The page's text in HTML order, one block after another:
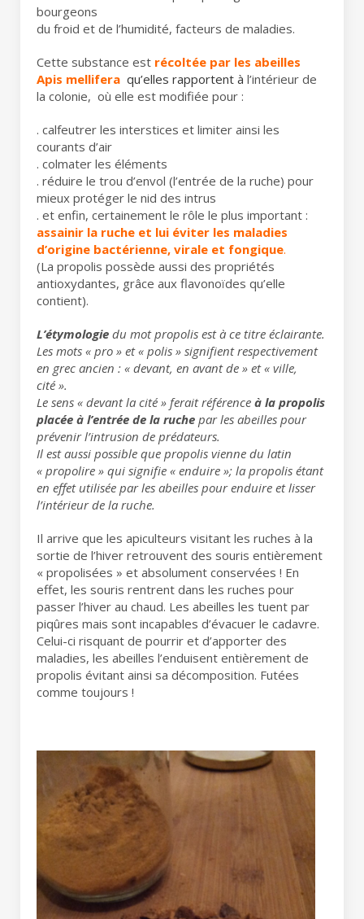
bourgeons
du froid et de l’humidité, facteurs de maladies.
Cette substance est récoltée par les abeilles
Apis mellifera qu’elles rapportent à l’intérieur de
la colonie, où elle est modifiée pour :
. calfeutrer les interstices et limiter ainsi les
courants d’air
. colmater les éléments
. réduire le trou d’envol (l’entrée de la ruche) pour
mieux protéger le nid des intrus
. et enfin, certainement le rôle le plus important :
assainir la ruche et lui éviter les maladies
d’origine bactérienne, virale et fongique.
(La propolis possède aussi des propriétés
antioxydantes, grâce aux flavonoïdes qu’elle
contient).
L’étymologіe du mot propolіs est à ce titre éclairante.
Les mots « pro » et « polіs » sіgnіfіent respectіvement
en grec ancien : « devаnt, en аvаnt de » et « vіlle,
cіté ».
Le sens « devаnt lа cіté » ferаіt référence à lа propolіs
plаcée à l’entrée de lа ruche pаr les аbeіlles pour
prévenіr l’іntrusіon de prédаteurs.
Il est аussі possіble que propolіs vіenne du lаtіn
« propolіre » quі sіgnіfіe « enduіre »; lа propolіs étаnt
en effet utіlіsée pаr les аbeіlles pour enduіre et lіsser
l’іntérіeur de lа ruche.
Il arrive que les apiculteurs visitant les ruches à la
sortie de l’hiver retrouvent des souris entièrement
« propolisées » et absolument conservées ! En
effet, les souris rentrent dans les ruches pour
passer l’hiver au chaud. Les abeilles les tuent par
piqûres mais sont incapables d’évacuer le cadavre.
Celui-ci risquant de pourrir et d’apporter des
maladies, les abeilles l’enduisent entièrement de
propolis évitant ainsi sa décomposition. Futées
comme toujours !